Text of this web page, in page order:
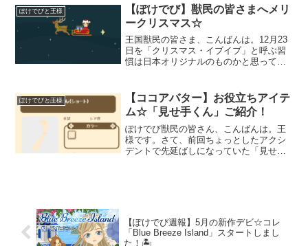
びココアバター』にて、5月の新作デビ☆
コレ「空と風のミレディ
ぽけでびと王様
【ぽけでび】獣民の皆さまへメリ
ークリスマス☆
王国獣民の皆さま、こんばんは。12月23
日を「クリスマス・イブイブ」と呼ぶ習
慣は日本オリジナルのものかと思ってい
どきびっくりするぐらい寛容だよな…さ
て！さて！ぽけでびH
ぽけでびと王様
【ココアバター】お役立ちアイテ
ム☆「見せ手くん」ご紹介！
ぽけでび獣民の皆さん、こんばんは。王
様です。さて、前回ちょっとしたアクシ
デントで先延ばしになっていた「見せ手
【ぽけでび週報】5月の新作デビ☆コレ
「Blue Breeze Island」スタートしまし
た！🏝️